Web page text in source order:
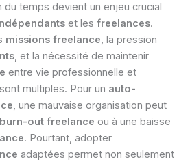
du temps devient un enjeu crucial
et les freelances.
missions freelance, la pression
, et la nécessité de maintenir
entre vie professionnelle et
multiples. Pour un auto-
, une mauvaise organisation peut
burn-out freelance ou à une baisse
. Pourtant, adopter
adaptées permet non seulement